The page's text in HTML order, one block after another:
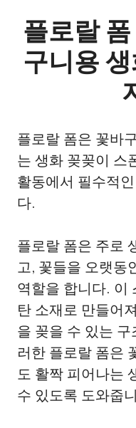
플로랄
구니용
플로랄 폼은 꽃바
는 생화 꽂꽂이 스
활동에서 필수적
다.
플로랄 폼은 주로
고, 꽃들을 오랫동
역할을 합니다. 이
탄 소재로 만들어
을 꽂을 수 있는
러한 플로랄 폼은
도 활짝 피어나는
수 있도록 도와줍